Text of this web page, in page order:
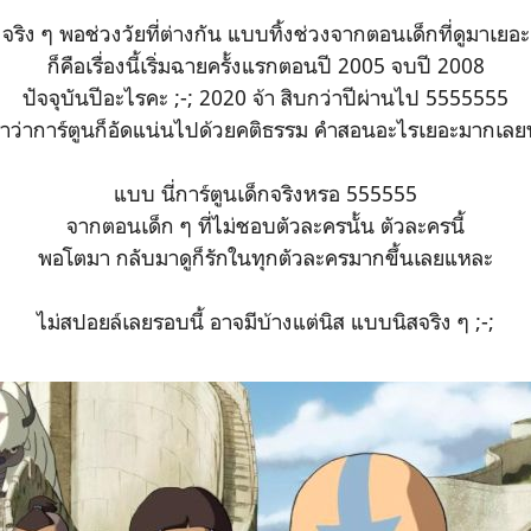
จริง ๆ พอช่วงวัยที่ต่างกัน แบบทิ้งช่วงจากตอนเด็กที่ดูมาเยอะ
ก็คือเรื่องนี้เริ่มฉายครั้งแรกตอนปี 2005 จบปี 2008
ปัจจุบันปีอะไรคะ ;-; 2020 จ้า สิบกว่าปีผ่านไป 5555555
าว่าการ์ตูนก็อัดแน่นไปด้วยคติธรรม คำสอนอะไรเยอะมากเลย
แบบ นี่การ์ตูนเด็กจริงหรอ 555555
จากตอนเด็ก ๆ ที่ไม่ชอบตัวละครนั้น ตัวละครนี้
พอโตมา กลับมาดูก็รักในทุกตัวละครมากขึ้นเลยแหละ
ไม่สปอยล์เลยรอบนี้ อาจมีบ้างแต่นิส แบบนิสจริง ๆ ;-;